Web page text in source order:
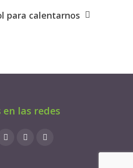
para calentarnos
en las redes